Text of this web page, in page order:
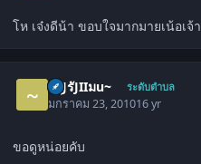
โห เจ๋งดีน้า ขอบใจมากมายเน้อเจ้า
~รุJรัJIIมu~ ระดับตำบล
มกราคม 23, 201016 yr
ขอดูหน่อยคับ